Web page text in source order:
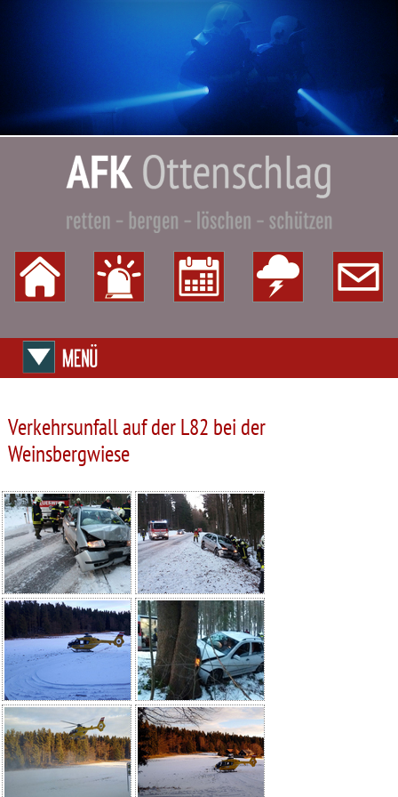
Verkehrsunfall auf der L82 bei der
Weinsbergwiese